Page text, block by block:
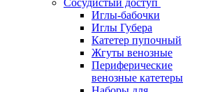
Сосудистый доступ
Иглы-бабочки
Иглы Губера
Катетер пупочный
Жгуты венозные
Периферические
венозные катетеры